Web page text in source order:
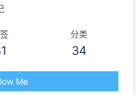
分类
34
Me